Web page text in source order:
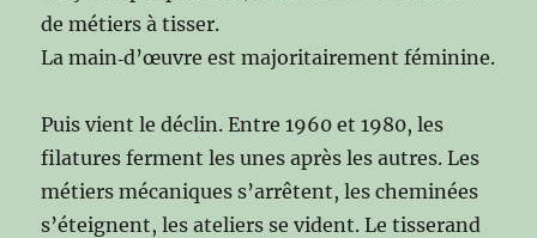
de métiers à tisser.
La main‑d’œuvre est majoritairement féminine.
Puis vient le déclin. Entre 1960 et 1980, les
filatures ferment les unes après les autres. Les
métiers mécaniques s’arrêtent, les cheminées
s’éteignent, les ateliers se vident. Le tisserand